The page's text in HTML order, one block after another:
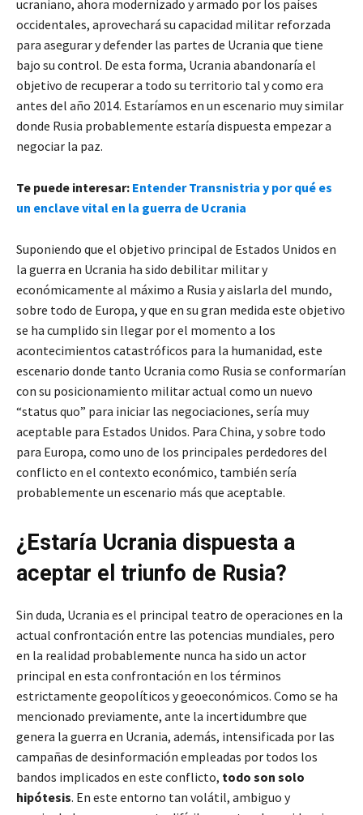
ucraniano, ahora modernizado y armado por los países
occidentales, aprovechará su capacidad militar reforzada
para asegurar y defender las partes de Ucrania que tiene
bajo su control. De esta forma, Ucrania abandonaría el
objetivo de recuperar a todo su territorio tal y como era
antes del año 2014. Estaríamos en un escenario muy similar
donde Rusia probablemente estaría dispuesta empezar a
negociar la paz.
Te puede interesar: Entender Transnistria y por qué es
un enclave vital en la guerra de Ucrania
Suponiendo que el objetivo principal de Estados Unidos en
la guerra en Ucrania ha sido debilitar militar y
económicamente al máximo a Rusia y aislarla del mundo,
sobre todo de Europa, y que en su gran medida este objetivo
se ha cumplido sin llegar por el momento a los
acontecimientos catastróficos para la humanidad, este
escenario donde tanto Ucrania como Rusia se conformarían
con su posicionamiento militar actual como un nuevo
“status quo” para iniciar las negociaciones, sería muy
aceptable para Estados Unidos. Para China, y sobre todo
para Europa, como uno de los principales perdedores del
conflicto en el contexto económico, también sería
probablemente un escenario más que aceptable.
¿Estaría Ucrania dispuesta a
aceptar el triunfo de Rusia?
Sin duda, Ucrania es el principal teatro de operaciones en la
actual confrontación entre las potencias mundiales, pero
en la realidad probablemente nunca ha sido un actor
principal en esta confrontación en los términos
estrictamente geopolíticos y geoeconómicos. Como se ha
mencionado previamente, ante la incertidumbre que
genera la guerra en Ucrania, además, intensificada por las
campañas de desinformación empleadas por todos los
bandos implicados en este conflicto, todo son solo
hipótesis. En este entorno tan volátil, ambiguo y